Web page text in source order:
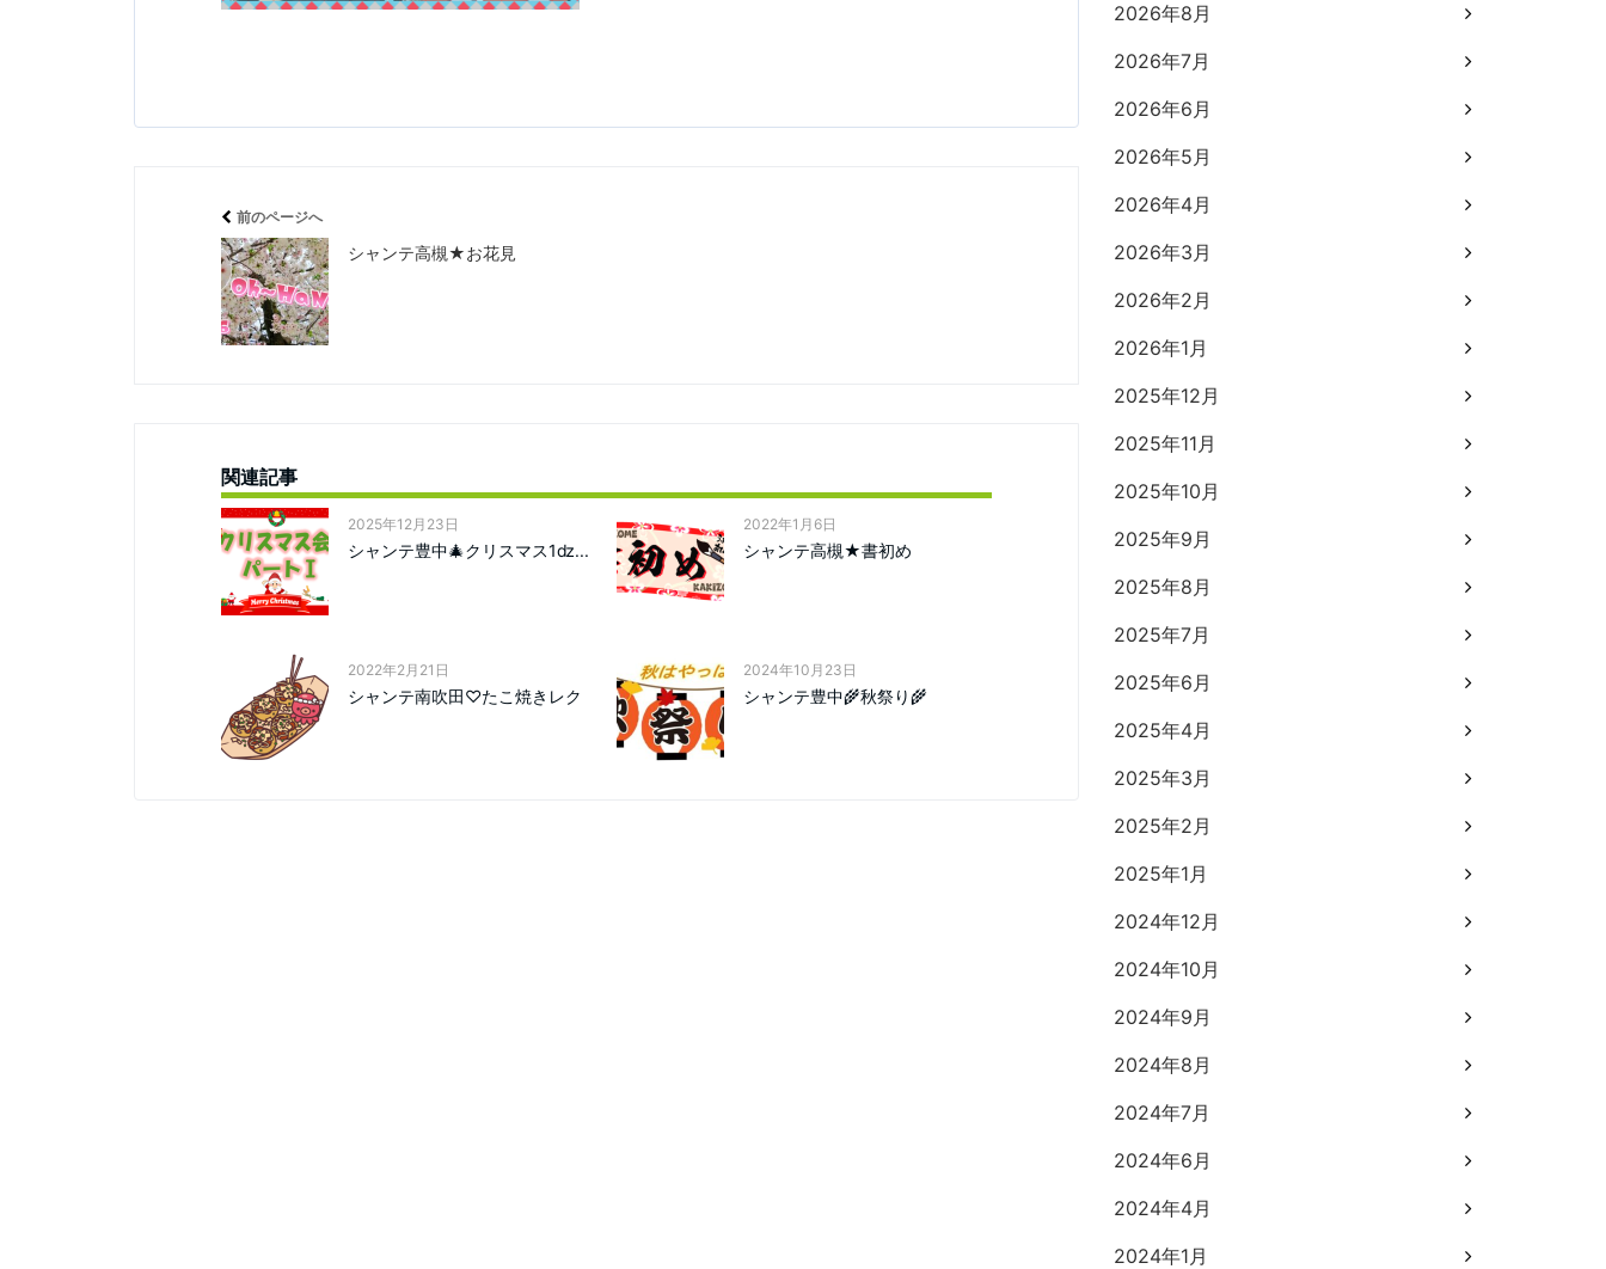
前のページへ
シャンテ高槻★お花見
関連記事
2025年12月23日
シャンテ豊中🎄クリスマス1ǳ...
2022年1月6日
シャンテ高槻★書初め
2022年2月21日
シャンテ南吹田♡たこ焼きレク
2024年10月23日
シャンテ豊中🌾秋祭り🌾
2026年8月
2026年7月
2026年6月
2026年5月
2026年4月
2026年3月
2026年2月
2026年1月
2025年12月
2025年11月
2025年10月
2025年9月
2025年8月
2025年7月
2025年6月
2025年4月
2025年3月
2025年2月
2025年1月
2024年12月
2024年10月
2024年9月
2024年8月
2024年7月
2024年6月
2024年4月
2024年1月